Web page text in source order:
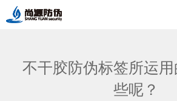
不干胶防伪标签所运
些呢？